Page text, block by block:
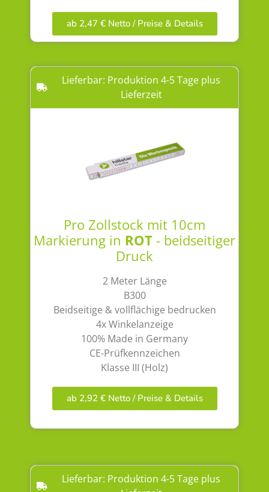
ab 2,47 € Netto / Preise & Details
Lieferbar: Produktion 4-5 Tage plus
Lieferzeit
Pro Zollstock mit 10cm
Markierung in ROT- beidseitiger
Druck
2 Meter Länge
B300
Beidseitige & vollflächige bedrucken
4x Winkelanzeige
100% Made in Germany
CE-Prüfkennzeichen
Klasse III (Holz)
ab 2,92 € Netto / Preise & Details
Lieferbar: Produktion 4-5 Tage plus